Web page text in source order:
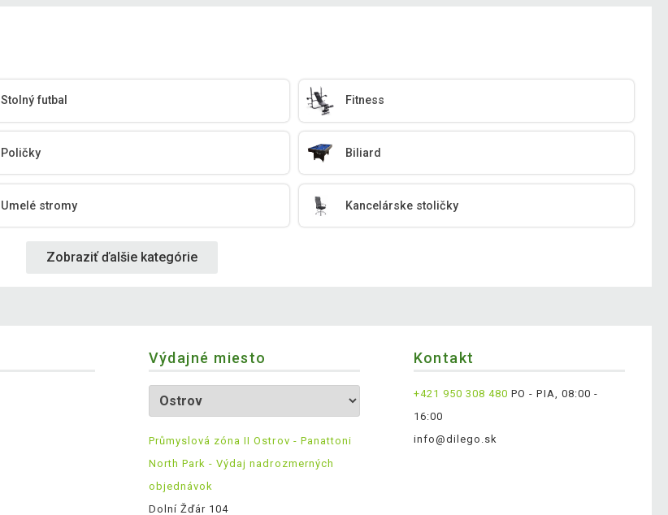
Stolný futbal Fitness
Poličky Biliard
Umelé stromy Kancelárske stoličky
Zobraziť ďalšie kategórie
Výdajné miesto
Průmyslová zóna II Ostrov - Panattoni
North Park - Výdaj nadrozmerných
objednávok
Dolní Žďár 104
Kontakt
+421 950 308 480 PO - PIA, 08:00 -
16:00
info@dilego.sk